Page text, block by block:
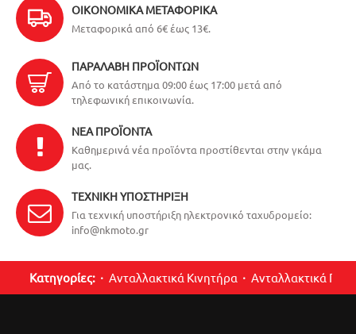
ΟΙΚΟΝΟΜΙΚΆ ΜΕΤΑΦΟΡΙΚΆ
Μεταφορικά από 6€ έως 13€.
ΠΑΡΑΛΑΒΉ ΠΡΟΪΌΝΤΩΝ
Από το κατάστημα 09:00 έως 17:00 μετά από
τηλεφωνική επικοινωνία.
ΝΈΑ ΠΡΟΪΌΝΤΑ
Καθημερινά νέα προϊόντα προστίθενται στην γκάμα
μας.
ΤΕΧΝΙΚΉ ΥΠΟΣΤΉΡΙΞΗ
Για τεχνική υποστήριξη ηλεκτρονικό ταχυδρομείο:
info@nkmoto.gr
Κατηγορίες: Ανταλλακτικά Κινητήρα Ανταλλακτικά